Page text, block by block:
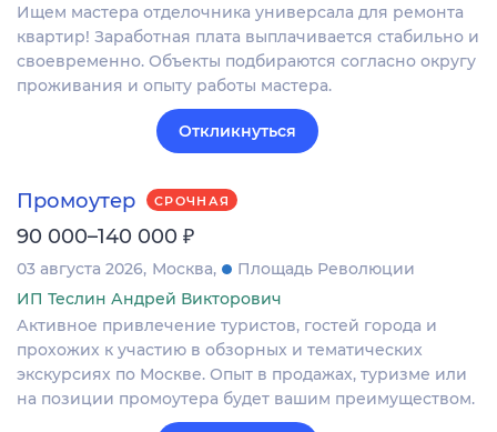
Ищем мастера отделочника универсала для ремонта
квартир! Заработная плата выплачивается стабильно и
своевременно. Объекты подбираются согласно округу
проживания и опыту работы мастера.
Откликнуться
Промоутер СРОЧНАЯ
90 000–140 000 ₽
03 августа 2026 Москва
Площадь Революции
ИП Теслин Андрей Викторович
Активное привлечение туристов, гостей города и
прохожих к участию в обзорных и тематических
экскурсиях по Москве. Опыт в продажах, туризме или
на позиции промоутера будет вашим преимуществом.